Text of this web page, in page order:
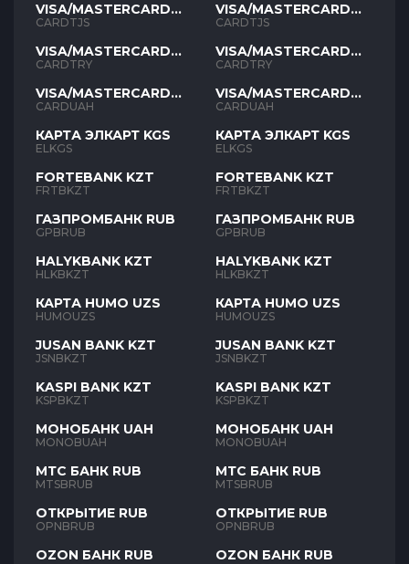
VISA/MASTERCARD
TJS
CARDTJS
VISA/MASTERCARD
TYR
CARDTRY
VISA/MASTERCARD
UAH
CARDUAH
КАРТА ЭЛКАРТ KGS
ELKGS
FORTEBANK KZT
FRTBKZT
ГАЗПРОМБАНК RUB
GPBRUB
HALYKBANK KZT
HLKBKZT
КАРТА HUMO UZS
HUMOUZS
JUSAN BANK KZT
JSNBKZT
KASPI BANK KZT
KSPBKZT
МОНОБАНК UAH
MONOBUAH
МТС БАНК RUB
MTSBRUB
ОТКРЫТИЕ RUB
OPNBRUB
OZON БАНК RUB
VISA/MASTERCARD
TJS
CARDTJS
VISA/MASTERCARD
TYR
CARDTRY
VISA/MASTERCARD
UAH
CARDUAH
КАРТА ЭЛКАРТ KGS
ELKGS
FORTEBANK KZT
FRTBKZT
ГАЗПРОМБАНК RUB
GPBRUB
HALYKBANK KZT
HLKBKZT
КАРТА HUMO UZS
HUMOUZS
JUSAN BANK KZT
JSNBKZT
KASPI BANK KZT
KSPBKZT
МОНОБАНК UAH
MONOBUAH
МТС БАНК RUB
MTSBRUB
ОТКРЫТИЕ RUB
OPNBRUB
OZON БАНК RUB